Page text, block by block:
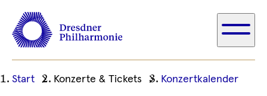
Ihre
Start Konzerte & Tickets Konzertkalender